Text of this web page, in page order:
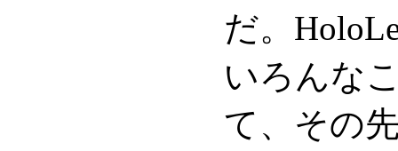
だ。
いろんな
て、その